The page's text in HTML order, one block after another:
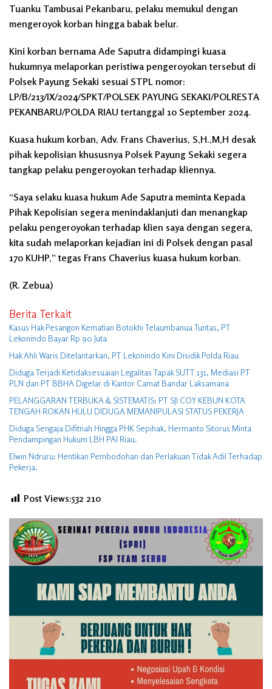
Tuanku Tambusai Pekanbaru, pelaku memukul dengan
mengeroyok korban hingga babak belur.
Kini korban bernama Ade Saputra didampingi kuasa
hukumnya melaporkan peristiwa pengeroyokan tersebut di
Polsek Payung Sekaki sesuai STPL nomor:
LP/B/213/IX/2024/SPKT/POLSEK PAYUNG SEKAKI/POLRESTA
PEKANBARU/POLDA RIAU tertanggal 10 September 2024.
Kuasa hukum korban, Adv. Frans Chaverius, S,H.,M,H desak
pihak kepolisian khususnya Polsek Payung Sekaki segera
tangkap pelaku pengeroyokan terhadap kliennya.
“Saya selaku kuasa hukum Ade Saputra meminta Kepada
Pihak Kepolisian segera menindaklanjuti dan menangkap
pelaku pengeroyokan terhadap klien saya dengan segera,
kita sudah melaporkan kejadian ini di Polsek dengan pasal
170 KUHP,” tegas Frans Chaverius kuasa hukum korban.
(R. Zebua)
Berita Terkait
Kasus Hak Pesangon Kematian Botokhi Telaumbanua Tuntas, PT
Lekonindo Bayar Rp 90 Juta
Hak Ahli Waris Ditelantarkan, PT Lekonindo Kini Disidik Polda Riau
Diduga Terjadi Ketidaksesuaian Legalitas Tapak SUTT 131, Mediasi PT
PLN dan PT BBHA Digelar di Kantor Camat Bandar Laksamana
PELANGGARAN TERBUKA & SISTEMATIS: PT SJI COY KEBUN KOTA
TENGAH ROKAN HULU DIDUGA MEMANIPULASI STATUS PEKERJA
Diduga Sengaja Difitnah Hingga PHK Sepihak, Hermanto Sitorus Minta
Pendampingan Hukum LBH PAI Riau.
Elwin Ndruru: Hentikan Pembodohan dan Perlakuan Tidak Adil Terhadap
Pekerja.
Post Views:532 210